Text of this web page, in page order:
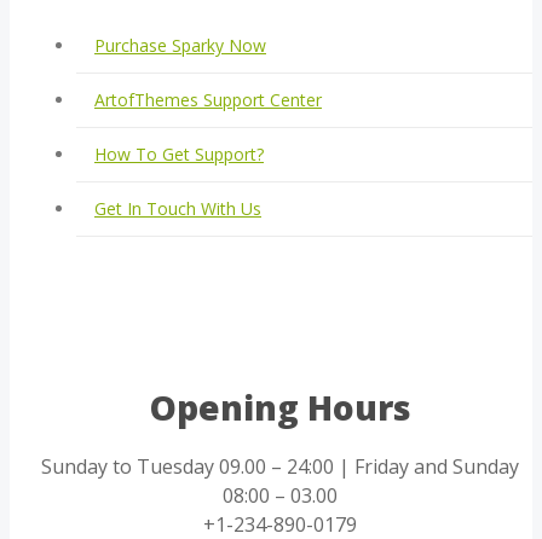
Purchase Sparky Now
ArtofThemes Support Center
How To Get Support?
Get In Touch With Us
Opening Hours
Sunday to Tuesday 09.00 – 24:00 | Friday and Sunday
08:00 – 03.00
+1-234-890-0179